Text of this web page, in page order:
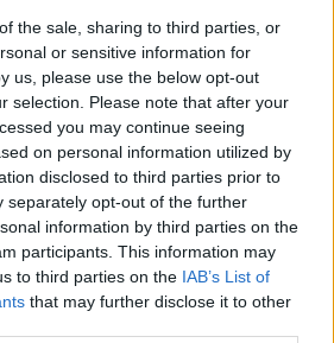
the sale, sharing to third parties, or
or sensitive information for
us, please use the below opt-out
selection. Please note that after your
you may continue seeing
on personal information utilized by
disclosed to third parties prior to
separately opt-out of the further
information by third parties on the
participants. This information may
to third parties on the IAB’s List of
that may further disclose it to other
strategie e
allo styling innovativo, esistono
la competitività: vediamo
per affermarsi nell'hairdressing.